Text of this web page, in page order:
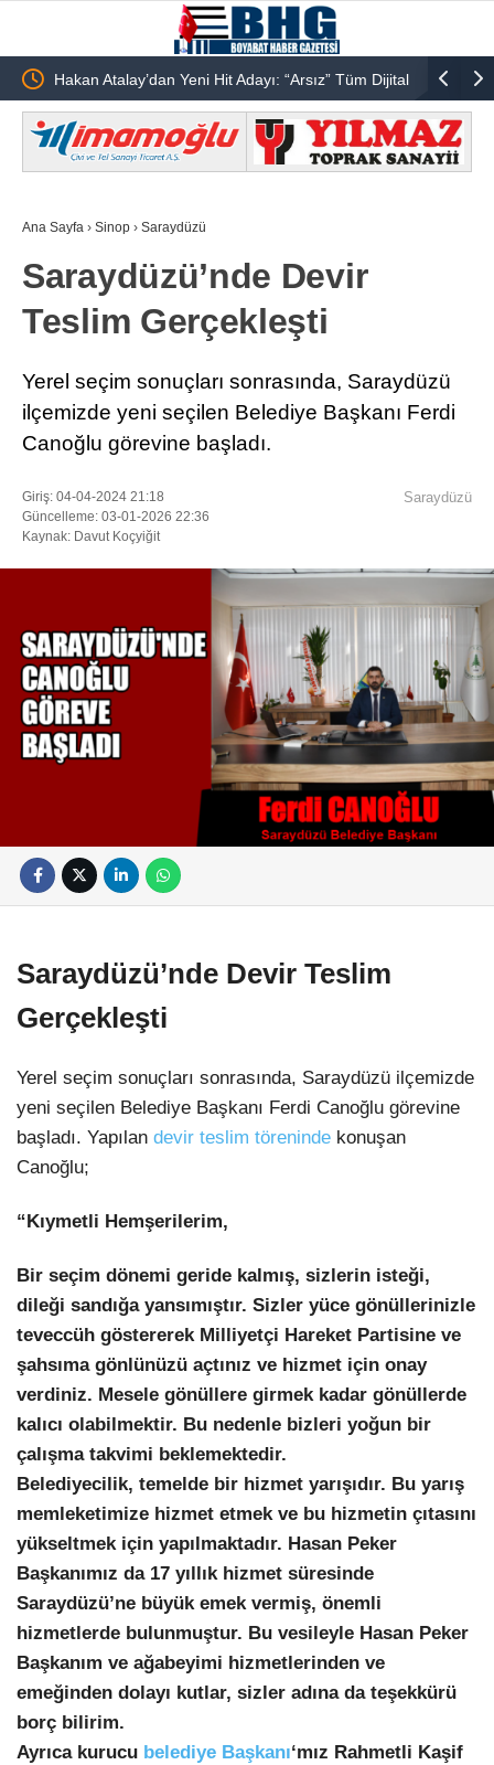
Hit Adayı: “Arsız” Tüm Dijital Akif Manaf’a “Sudan-Türkiye Barış
Ana Sayfa › Sinop › Saraydüzü
Saraydüzü’nde Devir
Teslim Gerçekleşti
Yerel seçim sonuçları sonrasında, Saraydüzü
ilçemizde yeni seçilen Belediye Başkanı Ferdi
Canoğlu görevine başladı.
Giriş: 04-04-2024 21:18
Güncelleme: 03-01-2026 22:36
Kaynak: Davut Koçyiğit
Saraydüzü
Saraydüzü’nde Devir Teslim
Gerçekleşti
Yerel seçim sonuçları sonrasında, Saraydüzü ilçemizde
yeni seçilen Belediye Başkanı Ferdi Canoğlu görevine
başladı. Yapılan devir teslim töreninde konuşan
Canoğlu;
“Kıymetli Hemşerilerim,
Bir seçim dönemi geride kalmış, sizlerin isteği,
dileği sandığa yansımıştır. Sizler yüce gönüllerinizle
teveccüh göstererek Milliyetçi Hareket Partisine ve
şahsıma gönlünüzü açtınız ve hizmet için onay
verdiniz. Mesele gönüllere girmek kadar gönüllerde
kalıcı olabilmektir. Bu nedenle bizleri yoğun bir
çalışma takvimi beklemektedir.
Belediyecilik, temelde bir hizmet yarışıdır. Bu yarış
memleketimize hizmet etmek ve bu hizmetin çıtasını
yükseltmek için yapılmaktadır. Hasan Peker
Başkanımız da 17 yıllık hizmet süresinde
Saraydüzü’ne büyük emek vermiş, önemli
hizmetlerde bulunmuştur. Bu vesileyle Hasan Peker
Başkanım ve ağabeyimi hizmetlerinden ve
emeğinden dolayı kutlar, sizler adına da teşekkürü
borç bilirim.
Ayrıca kurucu belediye Başkanı‘mız Rahmetli Kaşif